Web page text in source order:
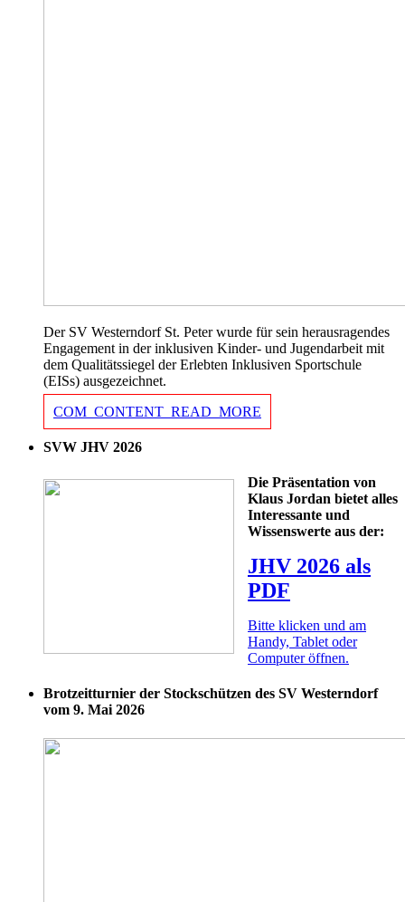
Der SV Westerndorf St. Peter wurde für sein herausragendes
Engagement in der inklusiven Kinder- und Jugendarbeit mit
dem Qualitätssiegel der Erlebten Inklusiven Sportschule
(EISs) ausgezeichnet.
COM_CONTENT_READ_MORE
SVW JHV 2026
Die Präsentation von
Klaus Jordan bietet alles
Interessante und
Wissenswerte aus der:
JHV 2026 als
PDF
Bitte klicken und am
Handy, Tablet oder
Computer öffnen.
Brotzeitturnier der Stockschützen des SV Westerndorf
vom 9. Mai 2026